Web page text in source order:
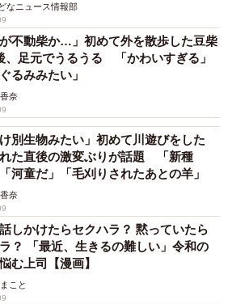
なニュース情報部
が不動柴か…」初めて外を散歩した豆柴
、足元でうるうる 「かわいすぎる」
るみみたい」
奈
け別生物みたい」初めて川遊びをした
た直後の激変ぶりが話題 「新種
河童だ」「毛刈りされたあとの羊」
奈
しかけたらセクハラ？ 黙っていたら
？ 「最近、生きるの難しい」令和の
む上司【漫画】
こと